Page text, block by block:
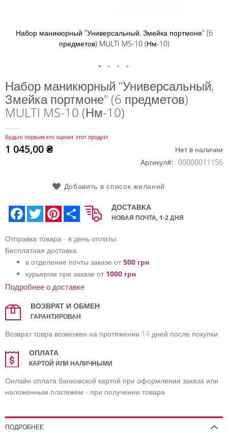
Набор маникюрный "Универсальный, Змейка портмоне" (6
предметов) MULTI MS-10 (Нм-10)
к
началу
галереи
Набор маникюрный "Универсальный,
Змейка портмоне" (6 предметов)
MULTI MS-10 (Нм-10)
Будьте первым кто оценит этот продукт
1 045,00 ₴
Нет в наличии
Артикул
00000011156
Добавить в список желаний
Facebook
Twitter PinterestShare ДОСТАВКА
НОВАЯ ПОЧТА, 1-2 ДНЯ
Отправка товара - в день оплаты.
Бесплатная доставка:
в отделение почты заказе от 500 грн
курьером при заказе от 1000 грн
Подробнее о доставке
ВОЗВРАТ И ОБМЕН
ГАРАНТИРОВАН
Возврат товра возможен на протяжении 14 дней после покупки
ОПЛАТА
КАРТОЙ ИЛИ НАЛИЧНЫМИ
Онлайн оплата банковской картой при оформлении заказа или
наложенным платежем - при получении товара
ПОДРОБНЕЕ